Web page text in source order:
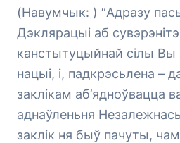
(Навумчык: ) “Адразу
Дэклярацыі аб
канстытуцыйнай сілы Вы
нацыі, і, падкрэсьлена –
заклікам аб’ядноўвацца
аднаўленьня
заклік ня быў пачуты,